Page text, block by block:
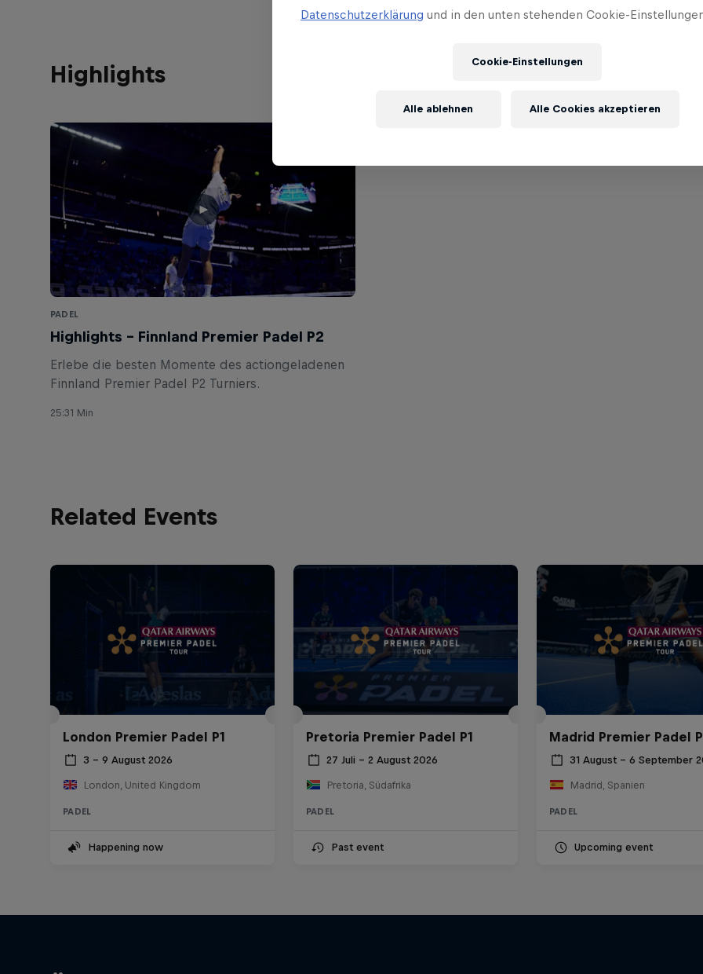
Highlights
PADEL
Highlights – Finnland Premier Padel P2
Erlebe die besten Momente des actiongeladenen
Finnland Premier Padel P2 Turniers.
25:31 Min
Related Events
London Premier Padel P1
3 – 9 August 2026
London, United Kingdom
PADEL
Happening now
Pretoria Premier Padel P1
27 Juli – 2 August 2026
Pretoria, Südafrika
PADEL
Past event
Madrid Premier Padel
31 August – 6 September
Madrid, Spanien
PADEL
Upcoming event
Datenschutzerklärung und in den unten stehenden Cookie-
Cookie-Einstellungen
Alle ablehnen Alle Cookies akzeptieren